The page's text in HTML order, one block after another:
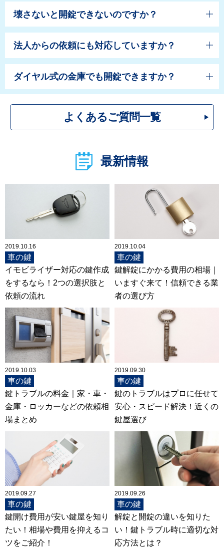
壊さないと開錠できないのですか？
法人からの依頼にも対応していますか？
ダイヤル式の金庫でも開錠できますか？
よくあるご質問一覧
最新情報
2019.10.16
車の鍵
イモビライザー対応の鍵作成
をするなら！2つの選択肢と
依頼の流れ
2019.10.04
車の鍵
鍵解錠にかかる費用の相場｜
いますぐ来て！信頼できる業
者の選び方
2019.10.03
車の鍵
鍵トラブルの料金｜家・車・
金庫・ロッカーなどの依頼相
場まとめ
2019.09.30
車の鍵
鍵のトラブルはプロに任せて
安心・スピード解決！近くの
鍵屋選び
2019.09.27
車の鍵
鍵開け費用が安い鍵屋を知り
たい！相場や費用を抑えるコ
ツをご紹介！
2019.09.26
車の鍵
解錠と開錠の違いを知りた
い！鍵トラブル時に適切な対
応方法とは？